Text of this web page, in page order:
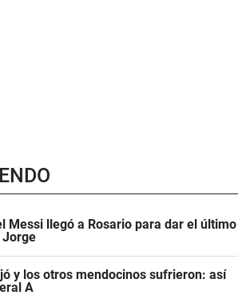
Messi llegó a Rosario para dar el último
Jorge
y los otros mendocinos sufrieron: así
A